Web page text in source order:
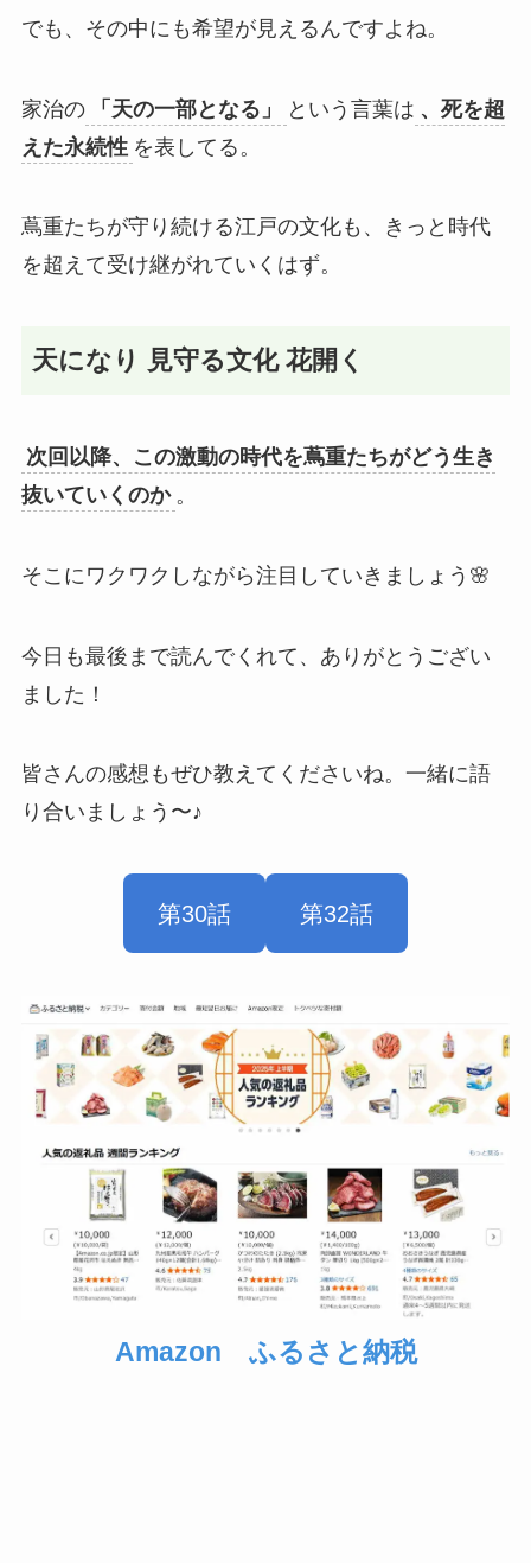
でも、その中にも希望が見えるんですよね。
家治の 「天の一部となる」 という言葉は 、死を超
えた永続性 を表してる。
蔦重たちが守り続ける江戸の文化も、きっと時代
を超えて受け継がれていくはず。
天になり 見守る文化 花開く
次回以降、この激動の時代を蔦重たちがどう生き
抜いていくのか 。
そこにワクワクしながら注目していきましょう🌸
今日も最後まで読んでくれて、ありがとうござい
ました！
皆さんの感想もぜひ教えてくださいね。一緒に語
り合いましょう〜♪
第30話 第32話
Amazon ふるさと納税